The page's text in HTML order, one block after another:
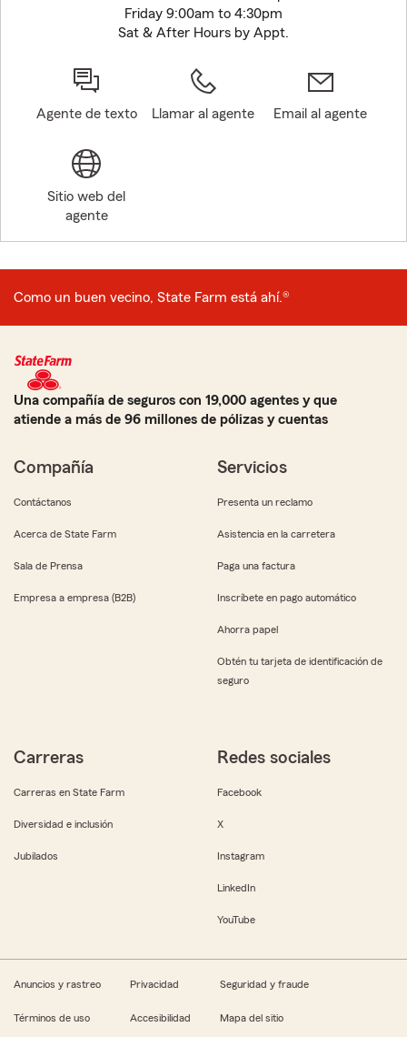
Friday 9:00am to 4:30pm
Sat & After Hours by Appt.
Agente de texto Llamar al agente Email al agente
Sitio web del
agente
Como un buen vecino, State Farm está ahí.®
Una compañía de seguros con 19,000 agentes y que
atiende a más de 96 millones de pólizas y cuentas
Compañía
Contáctanos
Acerca de State Farm
Sala de Prensa
Empresa a empresa (B2B)
Servicios
Presenta un reclamo
Asistencia en la carretera
Paga una factura
Inscríbete en pago automático
Ahorra papel
Obtén tu tarjeta de identificación de
seguro
Carreras
Carreras en State Farm
Diversidad e inclusión
Jubilados
Redes sociales
Facebook
X
Instagram
LinkedIn
YouTube
Anuncios y rastreo Privacidad Seguridad y fraude
Términos de uso Accesibilidad Mapa del sitio